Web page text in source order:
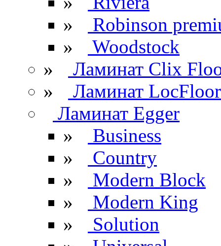
»
Robinson
»
Woodstock
»
Ламинат Clix
»
Ламинат LocFloor
Ламинат Egger
»
Business
»
Country
»
Modern Block
»
Modern King
»
Solution